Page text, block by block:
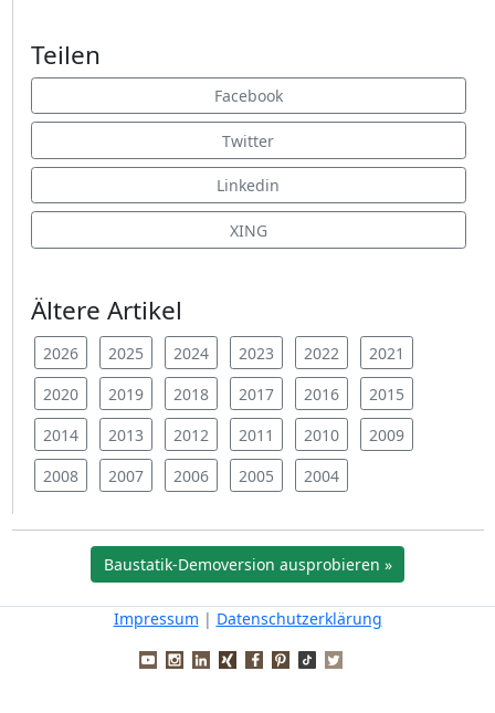
Teilen
Facebook
Twitter
Linkedin
XING
Ältere Artikel
2026 2025 2024 2023 2022
2021
2020
2019 2018 2017 2016
2015
2014
2013 2012 2011 2010
2009
2008
2007 2006 2005 2004
Baustatik-Demoversion ausprobieren »
Impressum | Datenschutzerklärung